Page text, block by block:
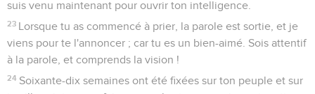
suis venu maintenant pour ouvrir ton intelligence.
23 Lorsque tu as commencé à prier, la parole est sortie, et je
viens pour te l'annoncer ; car tu es un bien-aimé. Sois attentif
à la parole, et comprends la vision !
24 Soixante-dix semaines ont été fixées sur ton peuple et sur